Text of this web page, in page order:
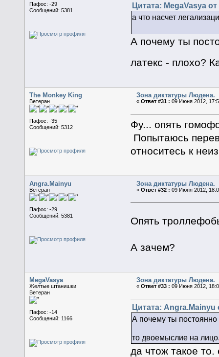
Пафос: -29
Сообщений: 5381
Цитата: MegaVasya
а что насчет
А почему ты
латекс - плохо?
The Monkey King
Ветеран
Пафос: -35
Сообщений: 5312
Зона диктатуры Людена.
«Ответ #31 : 09 Июня 2012,
Фу... опять
Попытаюсь
относитесь к
Angra.Mainyu
Ветеран
Пафос: -29
Сообщений: 5381
Зона диктатуры Людена.
«Ответ #32 : 09 Июня 2012,
Опять
А зачем?
MegaVasya
Желтые штанишки
Ветеран
Пафос: -14
Сообщений: 1166
Зона диктатуры Людена.
«Ответ #33 : 09 Июня 2012,
Цитата: Angra.Mainyu
А почему ты постоянно
то двоемыслие на
да чтож такое то.